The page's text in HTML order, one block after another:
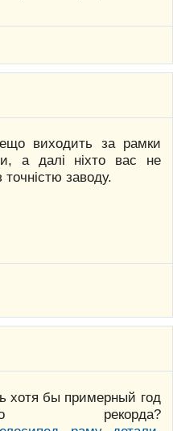
виходить за рамки
а далі ніхто вас не
точністю заводу.
хотя бы примерный год
рекорда?